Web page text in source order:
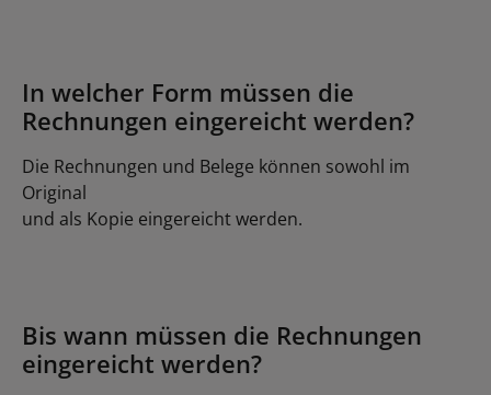
In welcher Form müssen die
Rechnungen eingereicht werden?
Die Rechnungen und Belege können sowohl im
Original
und als Kopie eingereicht werden.
Bis wann müssen die Rechnungen
eingereicht werden?